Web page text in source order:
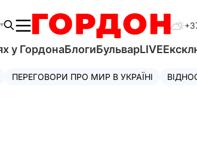
у ГордонаБлогиБульварLIVE
ПЕРЕГОВОРИ ПРО МИР В УКРАЇНІ